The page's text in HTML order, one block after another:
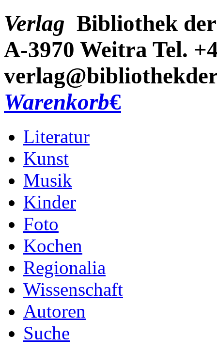
Verlag Bibliothek
A-3970 Weitra Tel.
Warenkorb€
Literatur
Kunst
Musik
Kinder
Foto
Kochen
Regionalia
Wissenschaft
Autoren
Suche